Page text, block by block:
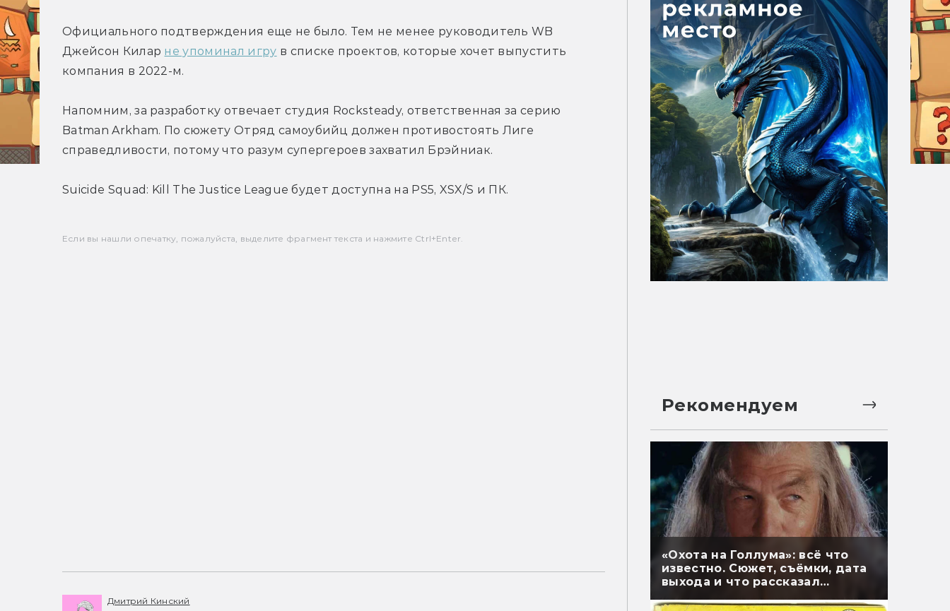
Официального подтверждения еще не было. Тем не менее руководитель WB
Джейсон Килар не упоминал игру в списке проектов, которые хочет выпустить
компания в 2022-м.
Напомним, за разработку отвечает студия Rocksteady, ответственная за серию
Batman Arkham. По сюжету Отряд самоубийц должен противостоять Лиге
справедливости, потому что разум супергероев захватил Брэйниак.
Suicide Squad: Kill The Justice League будет доступна на PS5, XSX/S и ПК.
Если вы нашли опечатку, пожалуйста, выделите фрагмент текста и нажмите Ctrl+Enter.
Дмитрий Кинский
Рекомендуем
«Охота на Голлума»: всё что
известно. Сюжет, съёмки, дата
выхода и что рассказал